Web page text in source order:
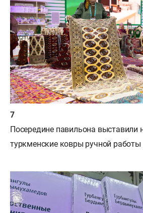
Посередине павильона выставили
туркменские ковры ручной